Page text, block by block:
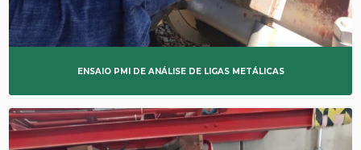
ENSAIO PMI DE ANÁLISE DE LIGAS METÁLICAS